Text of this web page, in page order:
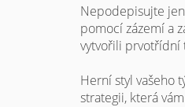
Nepodepisujte
pomocí zázemí a
vytvořili prvotřídní
Herní styl vašeho
strategii, která